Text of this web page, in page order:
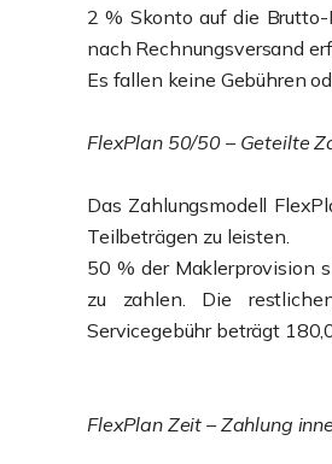
2 % Skonto auf die
nach Rechnungsversand
Es fallen keine Gebühren
FlexPlan 50/50 – Geteilte
Das Zahlungsmodell
Teilbeträgen zu leisten.
50 % der Maklerprovision
zu zahlen. Die
Servicegebühr beträgt
FlexPlan Zeit – Zahlung